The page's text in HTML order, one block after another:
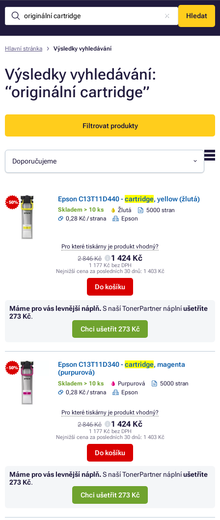
Hledat
Menu
Hlavní stránka Výsledky vyhledávání
Výsledky vyhledávání:
“originální cartridge”
Filtrovat produkty
Doporučujeme
- 50% Epson C13T11D440 -cartridge, yellow (žlutá)
Skladem > 10 ks Žlutá
5000 stran
0,28 Kč / strana
Epson
2 846 Kč 1 424 Kč
1 177 Kč bez DPH
Nejnižší cena za posledních 30 dnů: 1 403 Kč
Do košíku
Pro které tiskárny je produkt vhodný?
Máme pro vás levnější náplň.S naší TonerPartner náplníušetříte
273 Kč.
Chci ušetřit 273 Kč
- 50% Epson C13T11D340 -cartridge, magenta
(purpurová)
Skladem > 10 ks Purpurová
5000 stran
0,28 Kč / strana
Epson
2 846 Kč 1 424 Kč
1 177 Kč bez DPH
Nejnižší cena za posledních 30 dnů: 1 403 Kč
Do košíku
Pro které tiskárny je produkt vhodný?
Máme pro vás levnější náplň.S naší TonerPartner náplníušetříte
273 Kč.
Chci ušetřit 273 Kč